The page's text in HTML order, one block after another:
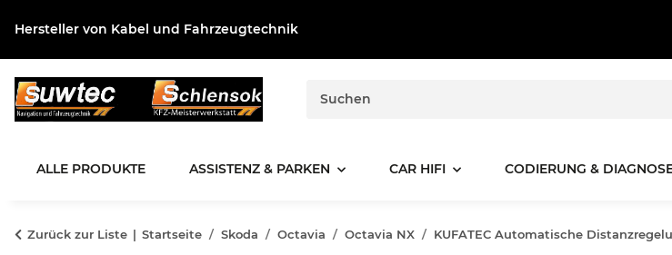
Hersteller von Kabel und Fahrzeugtechnik
ALLE PRODUKTE ASSISTENZ & PARKEN CAR HIFI CODIERUNG &
Zurück zur Liste Startseite Skoda Octavia Octavia NX KUFATEC Automatische